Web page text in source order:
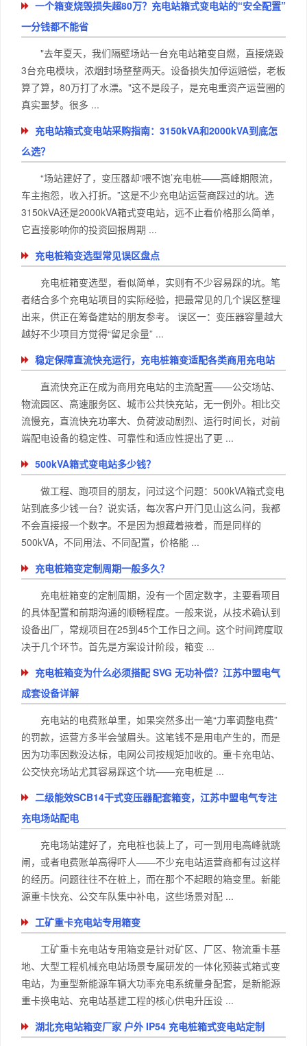
一个箱变烧毁损失超80万？充电站箱式变电站的“安全配置”
一分钱都不能省
"去年夏天，我们隔壁场站一台充电站箱变自燃，直接烧毁
3台充电模块，浓烟封场整整两天。设备损失加停运赔偿，老板
算了算，80万打了水漂。"这不是段子，是充电重资产运营圈的
真实噩梦。很多 ...
充电站箱式变电站采购指南：3150kVA和2000kVA到底怎
么选？
“场站建好了，变压器却‘喂不饱’充电桩——高峰期限流，
车主抱怨，收入打折。”这是不少充电站运营商踩过的坑。选
3150kVA还是2000kVA箱式变电站，远不止看价格那么简单，
它直接影响你的投资回报周期 ...
充电桩箱变选型常见误区盘点
充电桩箱变选型，看似简单，实则有不少容易踩的坑。笔
者结合多个充电站项目的实际经验，把最常见的几个误区整理
出来，供正在筹备建站的朋友参考。 误区一：变压器容量越大
越好不少项目方觉得“留足余量” ...
稳定保障直流快充运行，充电桩箱变适配各类商用充电站
直流快充正在成为商用充电站的主流配置——公交场站、
物流园区、高速服务区、城市公共快充站，无一例外。相比交
流慢充，直流快充功率大、负荷波动剧烈、运行时间长，对前
端配电设备的稳定性、可靠性和适应性提出了更 ...
500kVA箱式变电站多少钱？
做工程、跑项目的朋友，问过这个问题：500kVA箱式变电
站到底多少钱一台？说实话，每次客户开门见山这么问，我都
不会直接报一个数字。不是因为想藏着掖着，而是同样的
500kVA，不同用法、不同配置，价格能 ...
充电桩箱变定制周期一般多久？
充电桩箱变的定制周期，没有一个固定数字，主要看项目
的具体配置和前期沟通的顺畅程度。一般来说，从技术确认到
设备出厂，常规项目在25到45个工作日之间。这个时间跨度取
决于几个环节。首先是方案设计阶段，箱变 ...
充电桩箱变为什么必须搭配 SVG 无功补偿？江苏中盟电气
成套设备详解
充电站的电费账单里，如果突然多出一笔“力率调整电费”
的罚款，运营方多半会皱眉头。这笔钱不是用电产生的，而是
因为功率因数没达标，电网公司按规矩加收的。重卡充电站、
公交快充场站尤其容易踩这个坑——充电桩是 ...
二级能效SCB14干式变压器配套箱变，江苏中盟电气专注
充电场站配电
充电场站建好了，充电桩也装上了，可一到用电高峰就跳
闸，或者电费账单高得吓人——不少充电站运营商都有过这样
的经历。问题往往不在桩上，而在那个不起眼的箱变里。新能
源重卡快充、公交车队集中补电，这些场景对配 ...
工矿重卡充电站专用箱变
工矿重卡充电站专用箱变是针对矿区、厂区、物流重卡基
地、大型工程机械充电站场景专属研发的一体化预装式箱式变
电站，为重型新能源车辆大功率充电系统量身配套，是新能源
重卡换电站、充电站基建工程的核心供电升压设 ...
湖北充电站箱变厂家 户外 IP54 充电桩箱式变电站定制